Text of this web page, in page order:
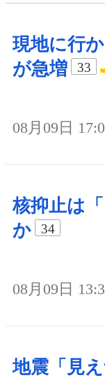
現地に行
が急増
33
08月09日
核抑止は
か
34
08月09日
地震「見